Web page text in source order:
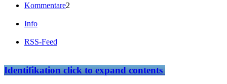
Kommentare2
Info
RSS-Feed
Identifikationclick to expand contents